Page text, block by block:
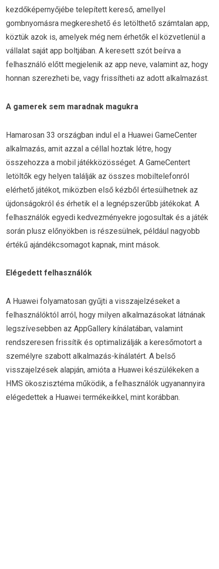
kezdőképernyőjébe telepített kereső, amellyel
gombnyomásra megkereshető és letölthető számtalan app,
köztük azok is, amelyek még nem érhetők el közvetlenül a
vállalat saját app boltjában. A keresett szót beírva a
felhasználó előtt megjelenik az app neve, valamint az, hogy
honnan szerezheti be, vagy frissítheti az adott alkalmazást.
A gamerek sem maradnak magukra
Hamarosan 33 országban indul el a Huawei GameCenter
alkalmazás, amit azzal a céllal hoztak létre, hogy
összehozza a mobil játékközösséget. A GameCentert
letöltők egy helyen találják az összes mobiltelefonról
elérhető játékot, miközben első kézből értesülhetnek az
újdonságokról és érhetik el a legnépszerűbb játékokat. A
felhasználók egyedi kedvezményekre jogosultak és a játék
során plusz előnyökben is részesülnek, például nagyobb
értékű ajándékcsomagot kapnak, mint mások.
Elégedett felhasználók
A Huawei folyamatosan gyűjti a visszajelzéseket a
felhasználóktól arról, hogy milyen alkalmazásokat látnának
legszívesebben az AppGallery kínálatában, valamint
rendszeresen frissítik és optimalizálják a keresőmotort a
személyre szabott alkalmazás-kínálatért. A belső
visszajelzések alapján, amióta a Huawei készülékeken a
HMS ökoszisztéma működik, a felhasználók ugyanannyira
elégedettek a Huawei termékeikkel, mint korábban.